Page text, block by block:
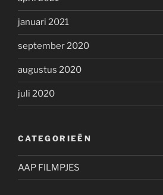
januari 2021
september 2020
augustus 2020
juli 2020
CATEGORIEËN
AAP FILMPJES